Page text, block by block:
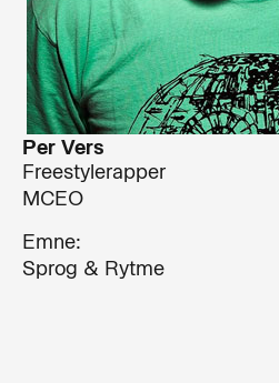
Per Vers
Freestylerapper
MCEO
Emne:
Sprog & Rytme